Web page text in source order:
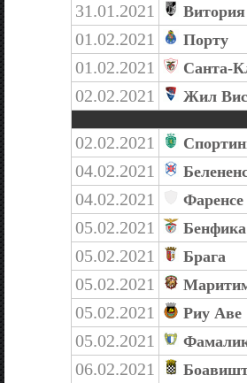
31.01.2021
01.02.2021 Порту
01.02.2021 Санта-
02.02.2021 Жил
02.02.2021
04.02.2021
04.02.2021 Фаренсе
05.02.2021 Бенфика
05.02.2021 Брага
05.02.2021
05.02.2021 Риу Аве
05.02.2021
06.02.2021